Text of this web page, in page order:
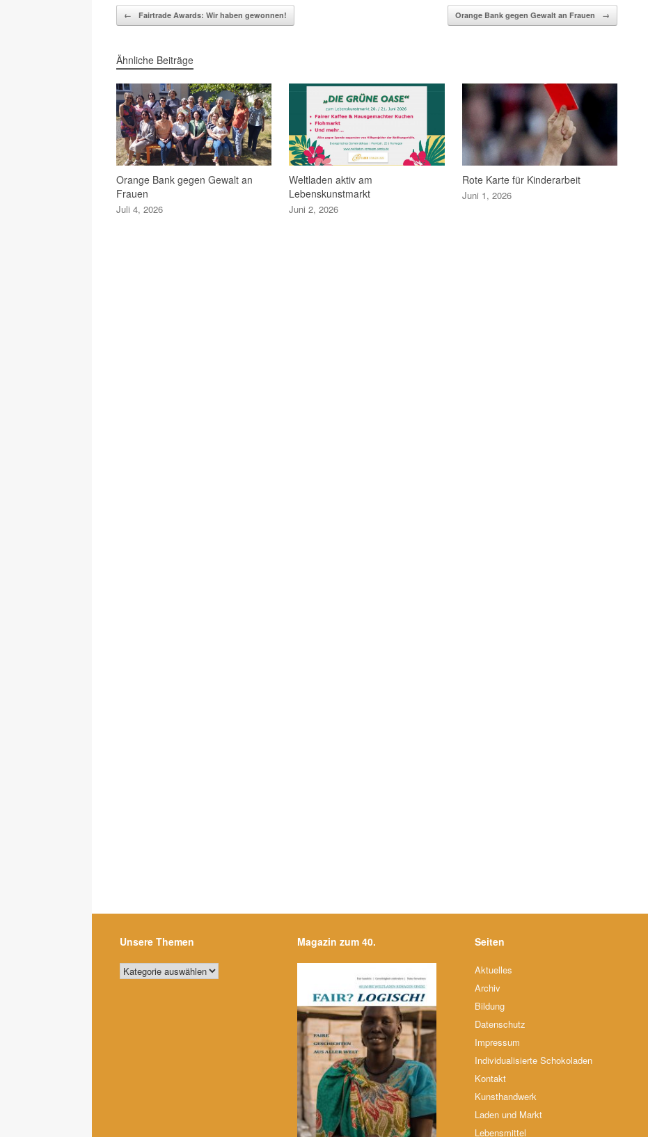
Beitragsnavigation
← Fairtrade Awards: Wir haben gewonnen! Orange Bank gegen Gewalt an Frauen →
Ähnliche Beiträge
Orange Bank gegen Gewalt an
Frauen
Juli 4, 2026
Weltladen aktiv am
Lebenskunstmarkt
Juni 2, 2026
Rote Karte für Kinderarbeit
Juni 1, 2026
Unsere Themen
Unsere
Themen
Magazin zum 40. Seiten
Aktuelles
Archiv
Bildung
Datenschutz
Impressum
Individualisierte Schokoladen
Kontakt
Kunsthandwerk
Laden und Markt
Lebensmittel